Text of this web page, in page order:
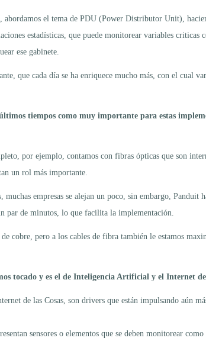
el tema de PDU (Power Distributor Unit),
estadísticas, que puede monitorear variables
ese gabinete.
que cada día se ha enriquece mucho más, con el cual
tiempos como muy importante para estas
por ejemplo, contamos con fibras ópticas que son
un rol más importante.
empresas se alejan un poco, sin embargo,
par de minutos, lo que facilita la implementación.
cobre, pero a los cables de fibra también le estamos
tocado y es el de Inteligencia Artificial y el Internet
de las Cosas, son drivers que están impulsando aún
sensores o elementos que se deben monitorear